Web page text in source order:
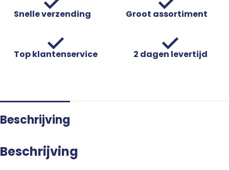
Snelle verzending Groot assortiment
Top klantenservice 2 dagen levertijd
Beschrijving
Beschrijving